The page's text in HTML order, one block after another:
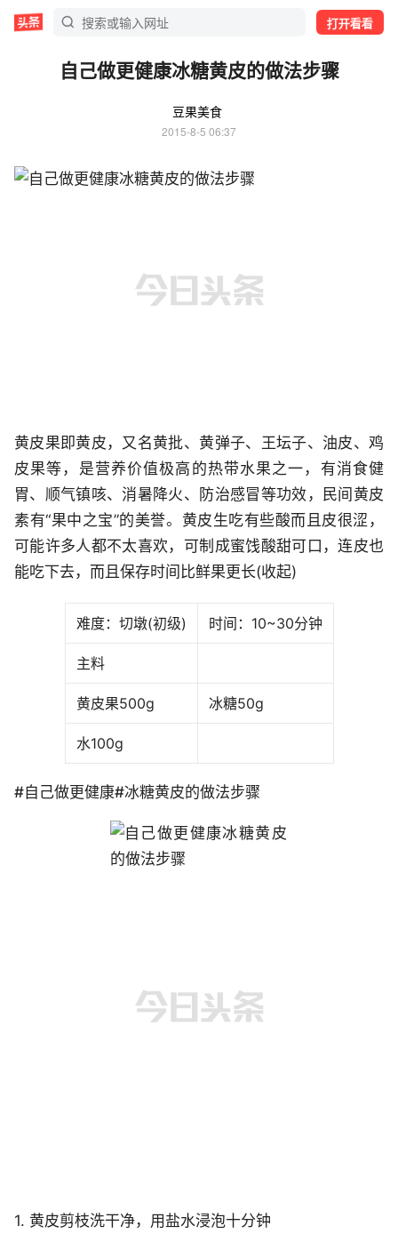
打开看看
自己做更健康冰糖黄皮的做法步骤
豆果美食
2015-8-5 06:37
黄皮果即黄皮，又名黄批、黄弹子、王坛子、油皮、鸡
皮果等，是营养价值极高的热带水果之一，有消食健
胃、顺气镇咳、消暑降火、防治感冒等功效，民间黄皮
素有“果中之宝”的美誉。黄皮生吃有些酸而且皮很涩，
可能许多人都不太喜欢，可制成蜜饯酸甜可口，连皮也
能吃下去，而且保存时间比鲜果更长(收起)
难度：切墩(初级) 时间：10~30分钟
主料
黄皮果500g 冰糖50g
水100g
#自己做更健康#冰糖黄皮的做法步骤
1. 黄皮剪枝洗干净，用盐水浸泡十分钟